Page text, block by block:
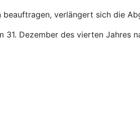
verlängert sich die
Dezember des vierten Jahres